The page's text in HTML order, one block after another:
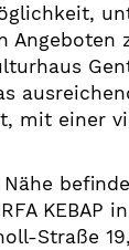
Angeboten
mit einer
KEBAP
Straße